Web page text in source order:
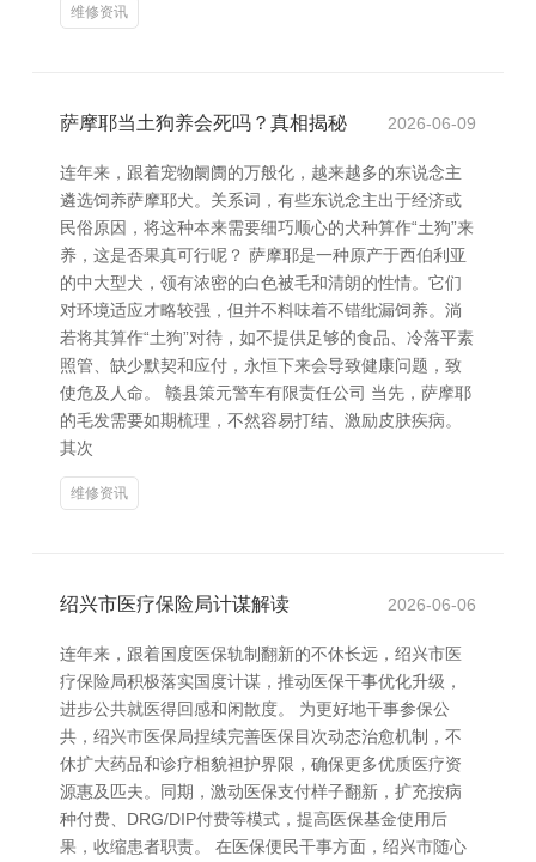
维修资讯
萨摩耶当土狗养会死吗？真相揭秘 2026-06-09
连年来，跟着宠物阛阓的万般化，越来越多的东说念主
遴选饲养萨摩耶犬。关系词，有些东说念主出于经济或
民俗原因，将这种本来需要细巧顺心的犬种算作“土狗”来
养，这是否果真可行呢？ 萨摩耶是一种原产于西伯利亚
的中大型犬，领有浓密的白色被毛和清朗的性情。它们
对环境适应才略较强，但并不料味着不错纰漏饲养。淌
若将其算作“土狗”对待，如不提供足够的食品、冷落平素
照管、缺少默契和应付，永恒下来会导致健康问题，致
使危及人命。 赣县策元警车有限责任公司 当先，萨摩耶
的毛发需要如期梳理，不然容易打结、激励皮肤疾病。
其次
维修资讯
绍兴市医疗保险局计谋解读 2026-06-06
连年来，跟着国度医保轨制翻新的不休长远，绍兴市医
疗保险局积极落实国度计谋，推动医保干事优化升级，
进步公共就医得回感和闲散度。 为更好地干事参保公
共，绍兴市医保局捏续完善医保目次动态治愈机制，不
休扩大药品和诊疗相貌袒护界限，确保更多优质医疗资
源惠及匹夫。同期，激动医保支付样子翻新，扩充按病
种付费、DRG/DIP付费等模式，提高医保基金使用后
果，收缩患者职责。 在医保便民干事方面，绍兴市随心